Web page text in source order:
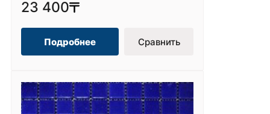
23 400
Подробнее Сравнить